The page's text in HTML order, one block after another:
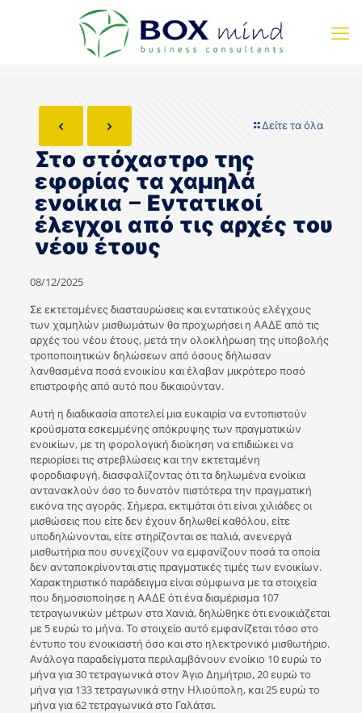
Δείτε τα όλα
Στο στόχαστρο της
εφορίας τα χαμηλά
ενοίκια – Εντατικοί
έλεγχοι από τις αρχές του
νέου έτους
08/12/2025
Σε εκτεταμένες διασταυρώσεις και εντατικούς ελέγχους
των χαμηλών μισθωμάτων θα προχωρήσει η ΑΑΔΕ από τις
αρχές του νέου έτους, μετά την ολοκλήρωση της υποβολής
τροποποιητικών δηλώσεων από όσους δήλωσαν
λανθασμένα ποσά ενοικίου και έλαβαν μικρότερο ποσό
επιστροφής από αυτό που δικαιούνταν.
Αυτή η διαδικασία αποτελεί μια ευκαιρία να εντοπιστούν
κρούσματα εσκεμμένης απόκρυψης των πραγματικών
ενοικίων, με τη φορολογική διοίκηση να επιδιώκει να
περιορίσει τις στρεβλώσεις και την εκτεταμένη
φοροδιαφυγή, διασφαλίζοντας ότι τα δηλωμένα ενοίκια
αντανακλούν όσο το δυνατόν πιστότερα την πραγματική
εικόνα της αγοράς. Σήμερα, εκτιμάται ότι είναι χιλιάδες οι
μισθώσεις που είτε δεν έχουν δηλωθεί καθόλου, είτε
υποδηλώνονται, είτε στηρίζονται σε παλιά, ανενεργά
μισθωτήρια που συνεχίζουν να εμφανίζουν ποσά τα οποία
δεν ανταποκρίνονται στις πραγματικές τιμές των ενοικίων.
Χαρακτηριστικό παράδειγμα είναι σύμφωνα με τα στοιχεία
που δημοσιοποίησε η ΑΑΔΕ ότι ένα διαμέρισμα 107
τετραγωνικών μέτρων στα Χανιά, δηλώθηκε ότι ενοικιάζεται
με 5 ευρώ το μήνα. Το στοιχείο αυτό εμφανίζεται τόσο στο
έντυπο του ενοικιαστή όσο και στο ηλεκτρονικό μισθωτήριο.
Ανάλογα παραδείγματα περιλαμβάνουν ενοίκιο 10 ευρώ το
μήνα για 30 τετραγωνικά στον Άγιο Δημήτριο, 20 ευρώ το
μήνα για 133 τετραγωνικά στην Ηλιούπολη, και 25 ευρώ το
μήνα για 62 τετραγωνικά στο Γαλάτσι.